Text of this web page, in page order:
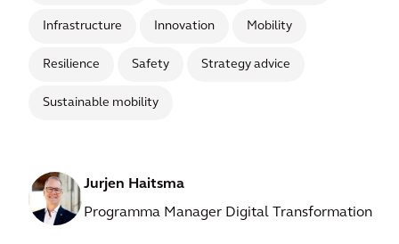
Infrastructure Innovation Mobility
Resilience Safety Strategy advice
Sustainable mobility
Jurjen Haitsma
Programma Manager Digital Transformation